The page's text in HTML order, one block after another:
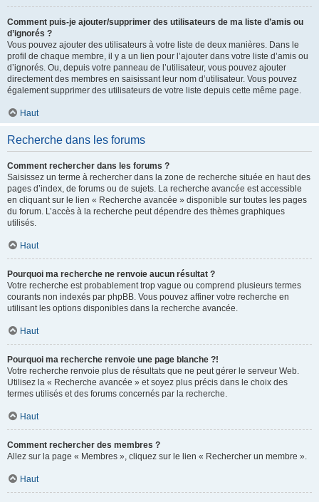
Comment puis-je ajouter/supprimer des utilisateurs de ma liste d’amis ou
d’ignorés ?
Vous pouvez ajouter des utilisateurs à votre liste de deux manières. Dans le
profil de chaque membre, il y a un lien pour l’ajouter dans votre liste d’amis ou
d’ignorés. Ou, depuis votre panneau de l’utilisateur, vous pouvez ajouter
directement des membres en saisissant leur nom d’utilisateur. Vous pouvez
également supprimer des utilisateurs de votre liste depuis cette même page.
Haut
Recherche dans les forums
Comment rechercher dans les forums ?
Saisissez un terme à rechercher dans la zone de recherche située en haut des
pages d’index, de forums ou de sujets. La recherche avancée est accessible
en cliquant sur le lien « Recherche avancée » disponible sur toutes les pages
du forum. L’accès à la recherche peut dépendre des thèmes graphiques
utilisés.
Haut
Pourquoi ma recherche ne renvoie aucun résultat ?
Votre recherche est probablement trop vague ou comprend plusieurs termes
courants non indexés par phpBB. Vous pouvez affiner votre recherche en
utilisant les options disponibles dans la recherche avancée.
Haut
Pourquoi ma recherche renvoie une page blanche ?!
Votre recherche renvoie plus de résultats que ne peut gérer le serveur Web.
Utilisez la « Recherche avancée » et soyez plus précis dans le choix des
termes utilisés et des forums concernés par la recherche.
Haut
Comment rechercher des membres ?
Allez sur la page « Membres », cliquez sur le lien « Rechercher un membre ».
Haut